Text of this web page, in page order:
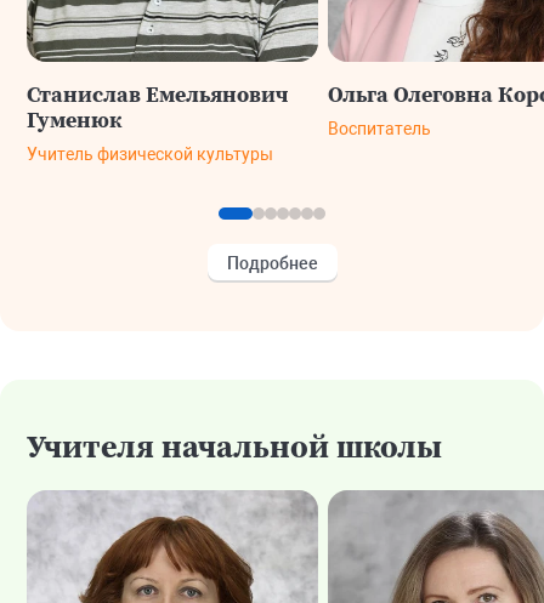
Станислав Емельянович
Гуменюк
Учитель физической культуры
Ольга Олеговна
Воспитатель
Подробнее
Учителя начальной школы